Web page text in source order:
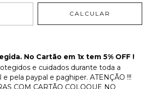
CALCULAR
No Cartão em 1x tem 5% OFF !
e cuidados durante toda a
e pela paypal e paghiper. ATENÇÃO !!!
COM CARTÃO COLOQUE NO